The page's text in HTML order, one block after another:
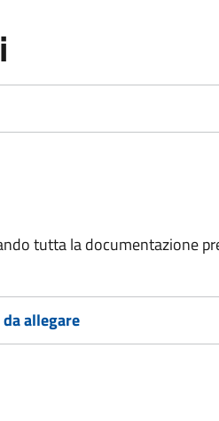
tutta la documentazione
allegare